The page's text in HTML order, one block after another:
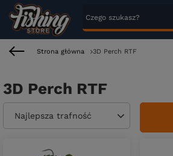
Strona główna 3D Perch RTF
3D Perch RTF
Zmień sortowanie
Najlepsza trafność